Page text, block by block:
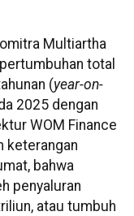
Multiartha
total
(year-on-
2025 dengan
WOM Finance
keterangan
bahwa
penyaluran
atau tumbuh